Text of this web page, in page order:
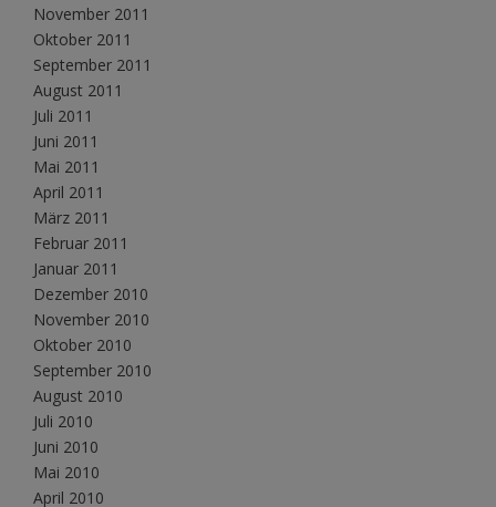
November 2011
Oktober 2011
September 2011
August 2011
Juli 2011
Juni 2011
Mai 2011
April 2011
März 2011
Februar 2011
Januar 2011
Dezember 2010
November 2010
Oktober 2010
September 2010
August 2010
Juli 2010
Juni 2010
Mai 2010
April 2010